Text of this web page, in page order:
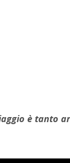
è tanto